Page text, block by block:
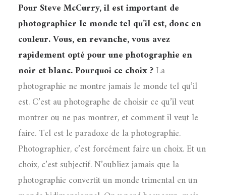
Pour Steve McCurry, il est important de
photographier le monde tel qu’il est, donc en
couleur. Vous, en revanche, vous avez
rapidement opté pour une photographie en
noir et blanc. Pourquoi ce choix ?La
photographie ne montre jamais le monde tel qu’il
est. C’est au photographe de choisir ce qu’il veut
montrer ou ne pas montrer, et comment il veut le
faire. Tel est le paradoxe de la photographie.
Photographier, c’est forcément faire un choix. Et un
choix, c’est subjectif. N’oubliez jamais que la
photographie convertit un monde trimental en un